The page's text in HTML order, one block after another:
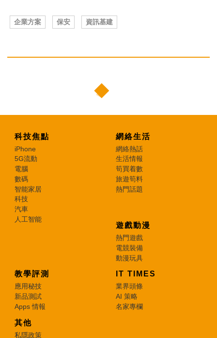
企業方案 保安 資訊基建
科技焦點
iPhone
5G流動
電腦
數碼
智能家居
科技
汽車
人工智能
網絡生活
網絡熱話
生活情報
筍買着數
旅遊筍料
熱門話題
遊戲動漫
熱門遊戲
電競裝備
動漫玩具
教學評測
應用秘技
新品測試
Apps 情報
IT TIMES
業界頭條
AI 策略
名家專欄
其他
私隱政策